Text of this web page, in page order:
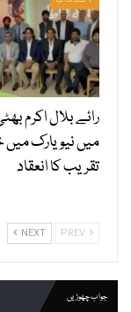
رائے بلال اکرم
میں نیویارک
تقریب کا انعقاد
NEXT
جواب چھوڑیں